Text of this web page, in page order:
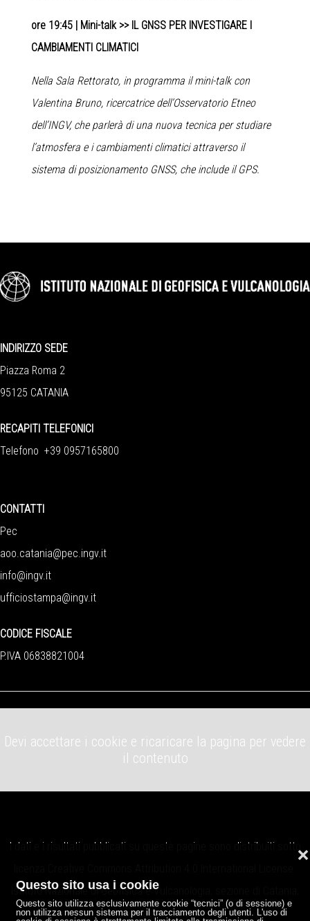
Questo sito usa i cookie
Questo sito utilizza esclusivamente cookie “tecnici” (o di sessione) e
non utilizza nessun sistema per il tracciamento degli utenti. L'uso di
❌
ore 19:45 |
Mini-talk >> IL GNSS PER INVESTIGARE I
CAMBIAMENTI CLIMATICI
Nella Sala Rettorato, in programma il mini-talk con
Valentina Bruno, ricercatrice dell’Osservatorio Etneo
dell’INGV, che parlerà di una nuova tecnica per studiare
l’atmosfera e i cambiamenti climatici attraverso il
sistema di posizionamento GNSS, che include il GPS.
INDIRIZZO SEDE
Piazza Roma 2
95125 CATANIA
RECAPITI TELEFONICI
Telefono +39 0957165800
CONTATTI
Pec
aoo.catania@pec.ingv.it
info@ingv.it
ufficiostampa@ingv.it
CODICE FISCALE
P.IVA 06838821004
Devi accettare i cookie e ricaricare la pagina per vedere
il contenuto
I dati e i risultati pubblicati su queste pagine sono distribuiti sotto
Istituto Nazionale di Geofisica e Vulcanologia, sezione di Catania,
Osservatorio Etneo.